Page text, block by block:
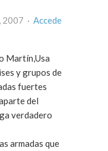
ana en noviembre 1, 2007 · Accede
Martín,Usa
y grupos de
fuertes
del
verdadero
armadas que